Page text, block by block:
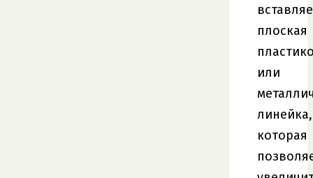
плоская
или
линейка,
которая